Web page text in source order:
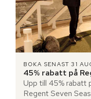
BOKA SENAST 31
45% rabatt på
Upp till 45% rabatt
Regent Seven